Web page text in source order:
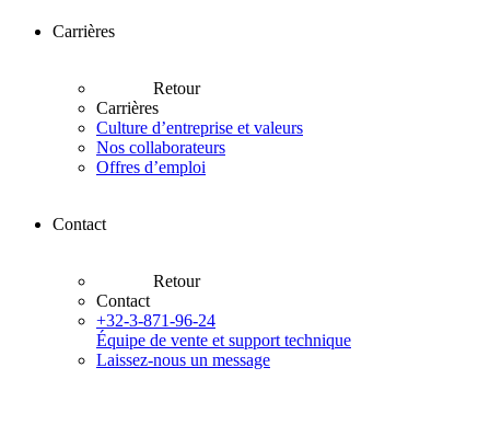
Carrières
Retour
Carrières
Culture d’entreprise et valeurs
Nos collaborateurs
Offres d’emploi
Contact
Retour
Contact
+32-3-871-96-24
Équipe de vente et support technique
Laissez-nous un message